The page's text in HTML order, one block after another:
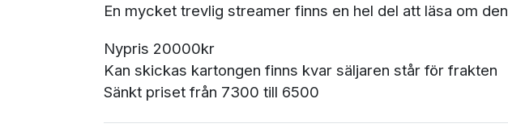
En mycket trevlig streamer finns en hel del att läsa om den
Nypris 20000kr
Kan skickas kartongen finns kvar säljaren står för frakten
Sänkt priset från 7300 till 6500